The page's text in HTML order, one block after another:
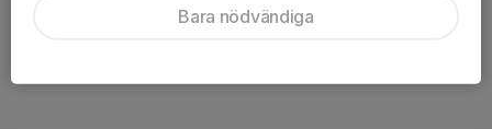
Bara nödvändiga